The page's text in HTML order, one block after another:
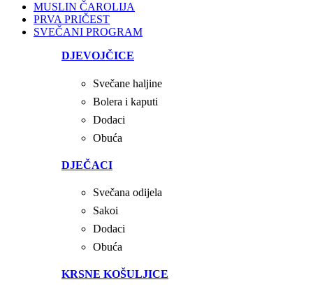
MUSLIN ČAROLIJA
PRVA PRIČEST
SVEČANI PROGRAM
DJEVOJČICE
Svečane haljine
Bolera i kaputi
Dodaci
Obuća
DJEČACI
Svečana odijela
Sakoi
Dodaci
Obuća
KRSNE KOŠULJICE